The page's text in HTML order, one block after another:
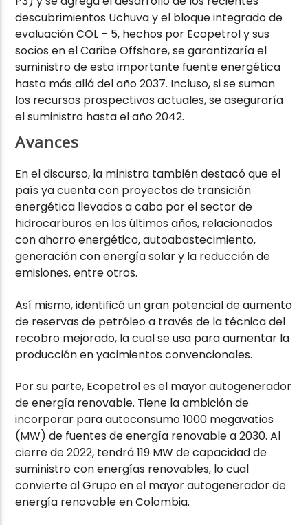
descubrimientos Uchuva y el bloque integrado de
evaluación COL – 5, hechos por Ecopetrol y sus
socios en el Caribe Offshore, se garantizaría el
suministro de esta importante fuente energética
hasta más allá del año 2037. Incluso, si se suman
los recursos prospectivos actuales, se aseguraría
el suministro hasta el año 2042.
Avances
En el discurso, la ministra también destacó que el
país ya cuenta con proyectos de transición
energética llevados a cabo por el sector de
hidrocarburos en los últimos años, relacionados
con ahorro energético, autoabastecimiento,
generación con energía solar y la reducción de
emisiones, entre otros.
Así mismo, identificó un gran potencial de aumento
de reservas de petróleo a través de la técnica del
recobro mejorado, la cual se usa para aumentar la
producción en yacimientos convencionales.
Por su parte, Ecopetrol es el mayor autogenerador
de energía renovable. Tiene la ambición de
incorporar para autoconsumo 1000 megavatios
(MW) de fuentes de energía renovable a 2030. Al
cierre de 2022, tendrá 119 MW de capacidad de
suministro con energías renovables, lo cual
convierte al Grupo en el mayor autogenerador de
energía renovable en Colombia.